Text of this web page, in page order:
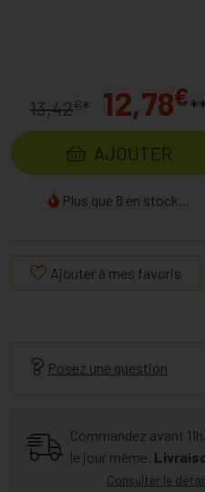
13,42€* 12,78€
AJOUTER
Plus que 8 en stock...
Ajouter à mes favoris
Posez une question
Commandez avant
le jour même.
Consulter le